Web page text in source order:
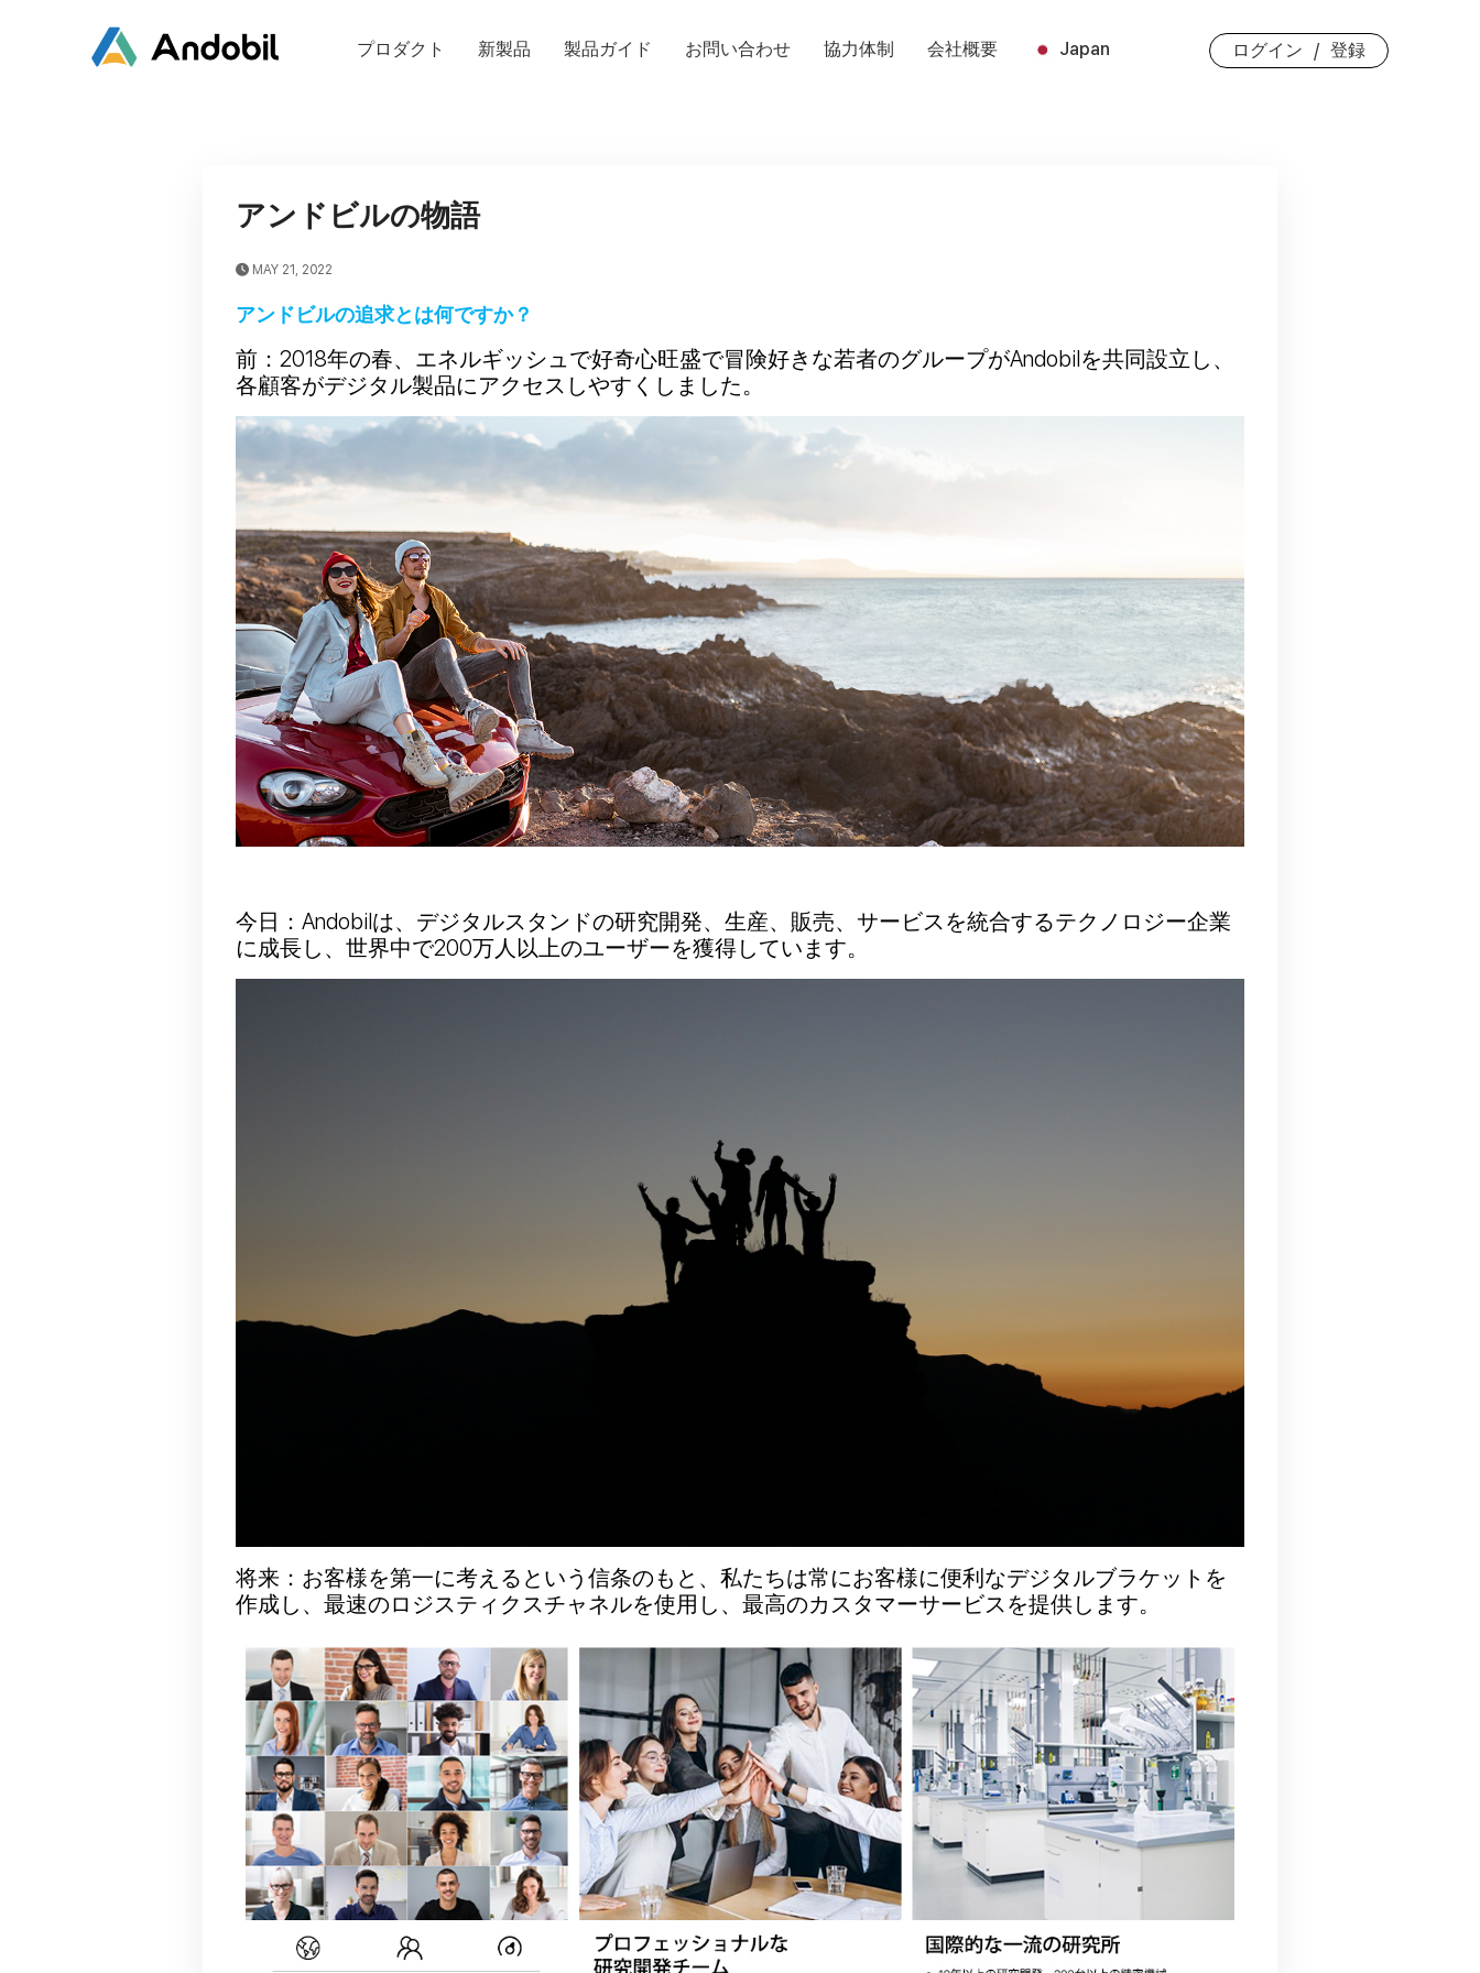
ログイン / 登録
プロダクト 新製品 製品ガイド お問い合わせ 協力体制 会社概要 Japan
アンドビルの物語
MAY 21, 2022
アンドビルの追求とは何ですか？
前：2018年の春、エネルギッシュで好奇心旺盛で冒険好きな若者のグループがAndobilを共同設立し、
各顧客がデジタル製品にアクセスしやすくしました。
今日：Andobilは、デジタルスタンドの研究開発、生産、販売、サービスを統合するテクノロジー企業
に成長し、世界中で200万人以上のユーザーを獲得しています。
将来：お客様を第一に考えるという信条のもと、私たちは常にお客様に便利なデジタルブラケットを
作成し、最速のロジスティクスチャネルを使用し、最高のカスタマーサービスを提供します。
ログイン
パスワード*
ログインする
登録
Eメール *
メール確認コード*
パスワード *
検証コード*